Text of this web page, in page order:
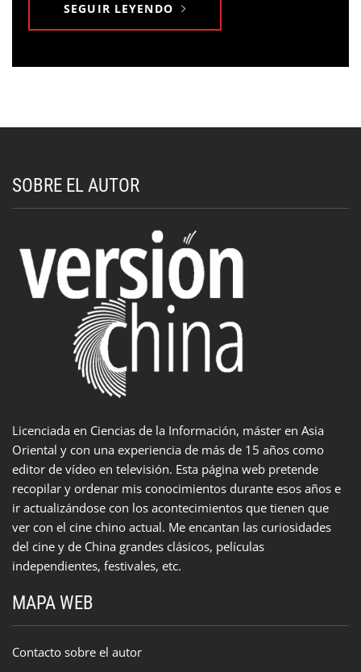
SEGUIR LEYENDO
SOBRE EL AUTOR
Licenciada en Ciencias de la Información, máster en Asia
Oriental y con una experiencia de más de 15 años como
editor de vídeo en televisión. Esta página web pretende
recopilar y ordenar mis conocimientos durante esos años e
ir actualizándose con los acontecimientos que tienen que
ver con el cine chino actual. Me encantan las curiosidades
del cine y de China grandes clásicos, películas
independientes, festivales, etc.
MAPA WEB
Contacto sobre el autor